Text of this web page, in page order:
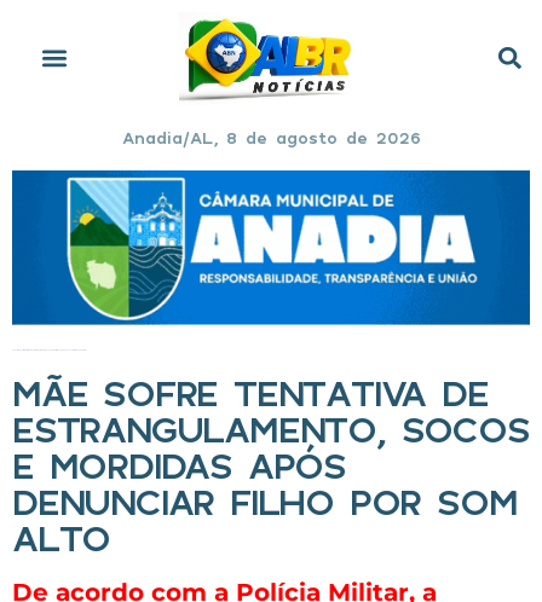
Anadia/AL, 8 de agosto de 2026
MÃE SOFRE TENTATIVA DE
ESTRANGULAMENTO, SOCOS
E MORDIDAS APÓS
DENUNCIAR FILHO POR SOM
ALTO
De acordo com a Polícia Militar, a